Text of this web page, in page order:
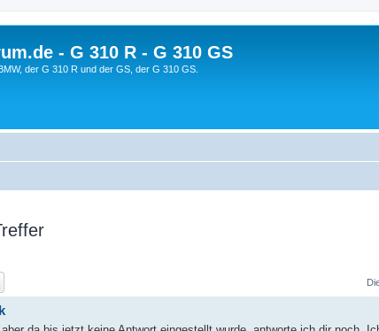
- G 310 R - G 310 GS
der G 310 R und der GS, der G 310 GS.